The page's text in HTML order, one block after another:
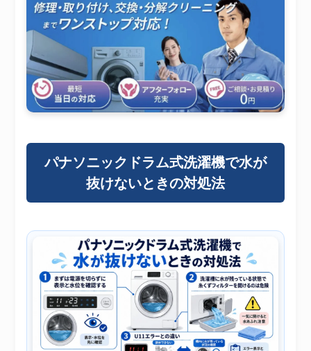
パナソニックドラム式洗濯機で水が
抜けないときの対処法